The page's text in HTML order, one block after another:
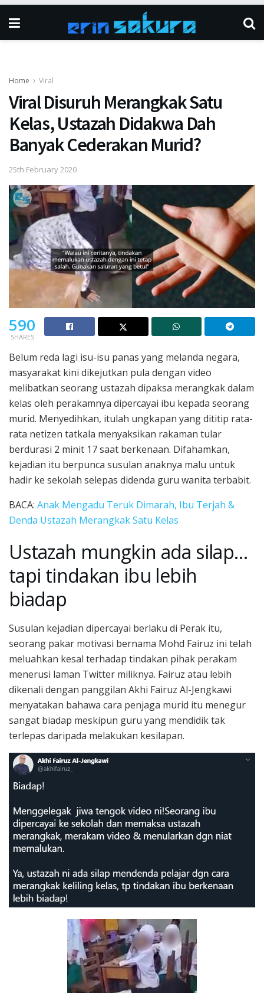
Home Viral
Viral Disuruh Merangkak Satu
Kelas, Ustazah Didakwa Dah
Banyak Cederakan Murid?
25th February 2020
590
SHARES
Belum reda lagi isu-isu panas yang melanda negara,
masyarakat kini dikejutkan pula dengan video
melibatkan seorang ustazah dipaksa merangkak dalam
kelas oleh perakamnya dipercayai ibu kepada seorang
murid. Menyedihkan, itulah ungkapan yang dititip rata-
rata netizen tatkala menyaksikan rakaman tular
berdurasi 2 minit 17 saat berkenaan. Difahamkan,
kejadian itu berpunca susulan anaknya malu untuk
hadir ke sekolah selepas didenda guru wanita terbabit.
BACA: Anak Mengadu Teruk Dimarah, Ibu Terjah &
Denda Ustazah Merangkak Satu Kelas
Ustazah mungkin ada silap…
tapi tindakan ibu lebih
biadap
Susulan kejadian dipercayai berlaku di Perak itu,
seorang pakar motivasi bernama Mohd Fairuz ini telah
meluahkan kesal terhadap tindakan pihak perakam
menerusi laman Twitter miliknya. Fairuz atau lebih
dikenali dengan panggilan Akhi Fairuz Al-Jengkawi
menyatakan bahawa cara penjaga murid itu menegur
sangat biadap meskipun guru yang mendidik tak
terlepas daripada melakukan kesilapan.